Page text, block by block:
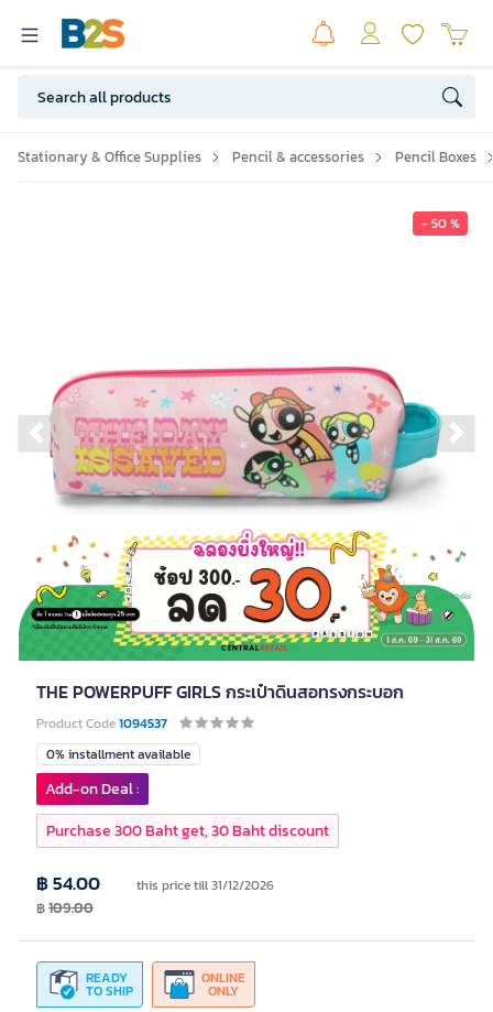
Stationary & Office Supplies Pencil & accessories Pencil Boxes
- 50 %
Previous slide
THE POWERPUFF GIRLS กระเป๋าดินสอทรงกระบอก
Product Code1094537
0% installment available
READY
TO SHIP
ONLINE
ONLY
฿ 54.00 this price till 31/12/2026
฿109.00
Add-on Deal :
Purchase 300 Baht get, 30 Baht discount